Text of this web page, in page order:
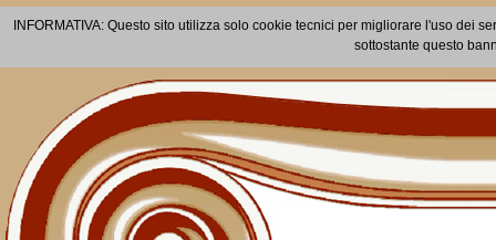
INFORMATIVA: Questo sito utilizza solo cookie tecnici per migliorare l'uso dei
sottostante questo